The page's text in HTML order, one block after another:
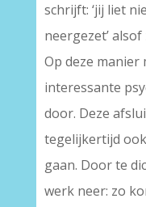
schrijft: ‘jij liet
neergezet’
Op deze manier
interessante
door. Deze
tegelijkertijd
gaan. Door te
werk neer: zo